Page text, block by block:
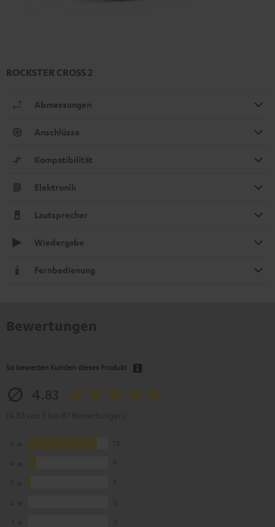
ROCKSTER CROSS 2
Abmessungen
Anschlüsse
Kompatibilität
Elektronik
Lautsprecher
Wiedergabe
Fernbedienung
So bewerten Kunden dieses Produkt